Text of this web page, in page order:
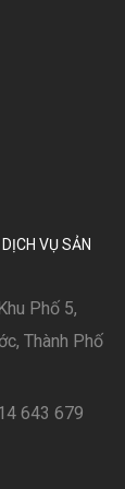
VỤ SẢN
Phố 5,
Thành Phố
643 679